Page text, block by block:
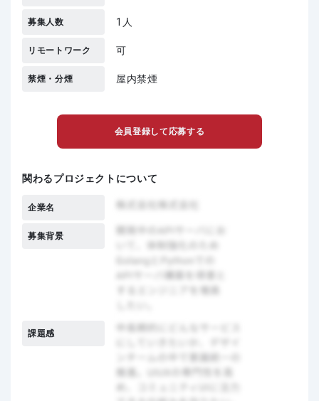
募集人数 1人
リモートワーク 可
禁煙・分煙 屋内禁煙
会員登録して応募する
関わるプロジェクトについて
企業名
募集背景
課題感